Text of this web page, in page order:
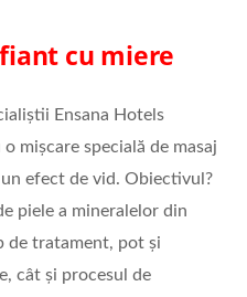
cu miere
Ensana Hotels
mişcare specială de masaj
efect de vid. Obiectivul?
piele a mineralelor din
de tratament, pot și
cât și procesul de